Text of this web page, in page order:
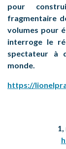
pour
fragmentaire
volumes pour
interroge le
spectateur à
monde.
https://